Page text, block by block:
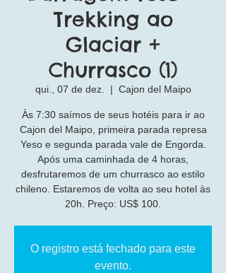
Trekking ao
Glaciar +
Churrasco (1)
qui., 07 de dez.
  |
Cajon del Maipo
Às 7:30 saímos de seus hotéis para ir ao
Cajon del Maipo, primeira parada represa
Yeso e segunda parada vale de Engorda.
Após uma caminhada de 4 horas,
desfrutaremos de um churrasco ao estilo
chileno. Estaremos de volta ao seu hotel às
20h. Preço: US$ 100.
O registro está fechado para este
evento.